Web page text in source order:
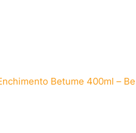
Betume 400ml –